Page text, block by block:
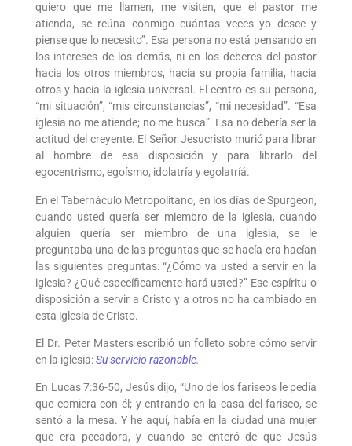
quiero que me llamen, me visiten, que el pastor me
atienda, se reúna conmigo cuántas veces yo desee y
piense que lo necesito”. Esa persona no está pensando en
los intereses de los demás, ni en los deberes del pastor
hacia los otros miembros, hacia su propia familia, hacia
otros y hacia la iglesia universal. El centro es su persona,
“mi situación”, “mis circunstancias”, “mi necesidad”. “Esa
iglesia no me atiende; no me busca”. Esa no debería ser la
actitud del creyente. El Señor Jesucristo murió para librar
al hombre de esa disposición y para librarlo del
egocentrismo, egoísmo, idolatría y egolatríá.
En el Tabernáculo Metropolitano, en los días de Spurgeon,
cuando usted quería ser miembro de la iglesia, cuando
alguien quería ser miembro de una iglesia, se le
preguntaba una de las preguntas que se hacía era hacían
las siguientes preguntas: “¿Cómo va usted a servir en la
iglesia? ¿Qué específicamente hará usted?” Ese espíritu o
disposición a servir a Cristo y a otros no ha cambiado en
esta iglesia de Cristo.
El Dr. Peter Masters escribió un folleto sobre cómo servir
en la iglesia:Su servicio razonable.
En Lucas 7:36-50, Jesús dijo, “Uno de los fariseos le pedía
que comiera con él; y entrando en la casa del fariseo, se
sentó a la mesa. Y he aquí, había en la ciudad una mujer
que era pecadora, y cuando se enteró de que Jesús